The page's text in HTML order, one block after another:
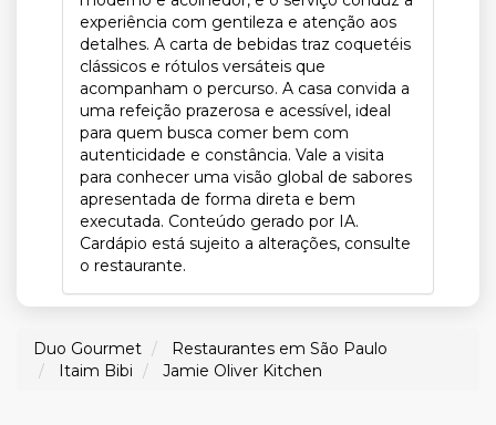
experiência com gentileza e atenção aos
detalhes. A carta de bebidas traz coquetéis
clássicos e rótulos versáteis que
acompanham o percurso. A casa convida a
uma refeição prazerosa e acessível, ideal
para quem busca comer bem com
autenticidade e constância. Vale a visita
para conhecer uma visão global de sabores
apresentada de forma direta e bem
executada. Conteúdo gerado por IA.
Cardápio está sujeito a alterações, consulte
o restaurante.
Duo Gourmet
Restaurantes em São Paulo
Itaim Bibi
Jamie Oliver Kitchen